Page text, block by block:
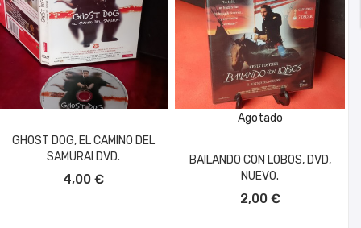
GHOST DOG, EL CAMINO DEL
SAMURAI DVD.
4,00 €
Agotado
BAILANDO CON LOBOS, DVD,
NUEVO.
2,00 €